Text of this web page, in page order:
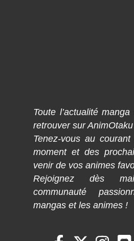
Toute l’actualité
retrouver sur
Tenez-vous au
moment et des
venir de vos animes
Rejoignez dès
communauté
mangas et les animes !